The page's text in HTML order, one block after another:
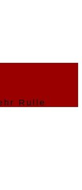
Rulle